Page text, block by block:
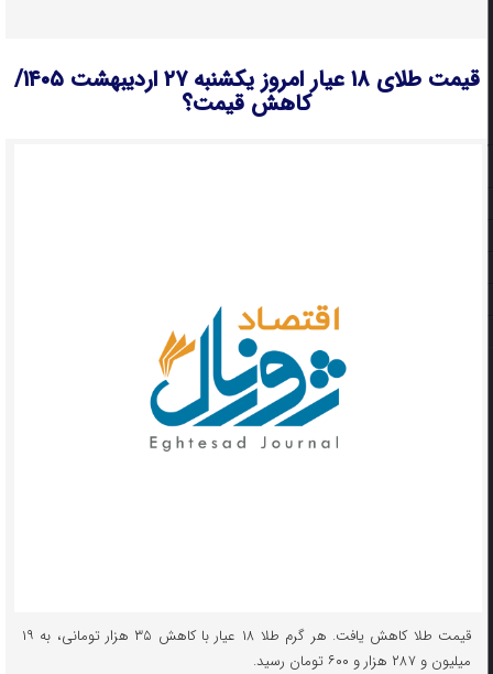
قیمت طلای ۱۸ عیار امروز یکشنبه ۲۷ اردیبهشت ۱۴۰۵/
کاهش قیمت؟
قیمت طلا کاهش یافت. هر گرم طلا ۱۸ عیار با کاهش ۳۵ هزار تومانی، به ۱۹
میلیون و ۲۸۷ هزار و ۶۰۰ تومان رسید.